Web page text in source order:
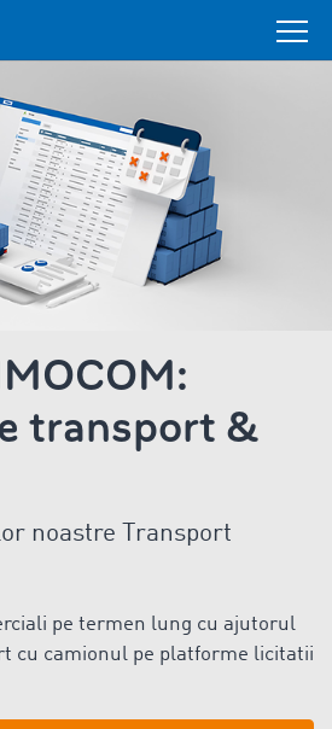
transport &
noastre Transport
pe termen lung cu ajutorul
cu camionul pe platforme licitatii